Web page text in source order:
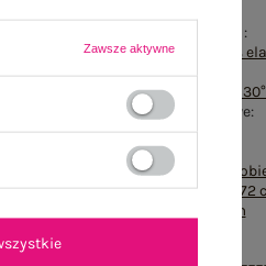
#skład materiału :
90% bawełna
10%
pranie w pralce w
#cechy dodatkowe:
#modelka:
Modelka ma na
modelki: wzrost
cm, biodra 103 cm
Zawsze aktywne